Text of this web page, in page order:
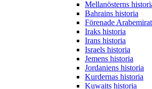
Mellanösterns
Bahrains historia
Förenade
Iraks historia
Irans historia
Israels historia
Jemens historia
Jordaniens historia
Kurdernas historia
Kuwaits historia